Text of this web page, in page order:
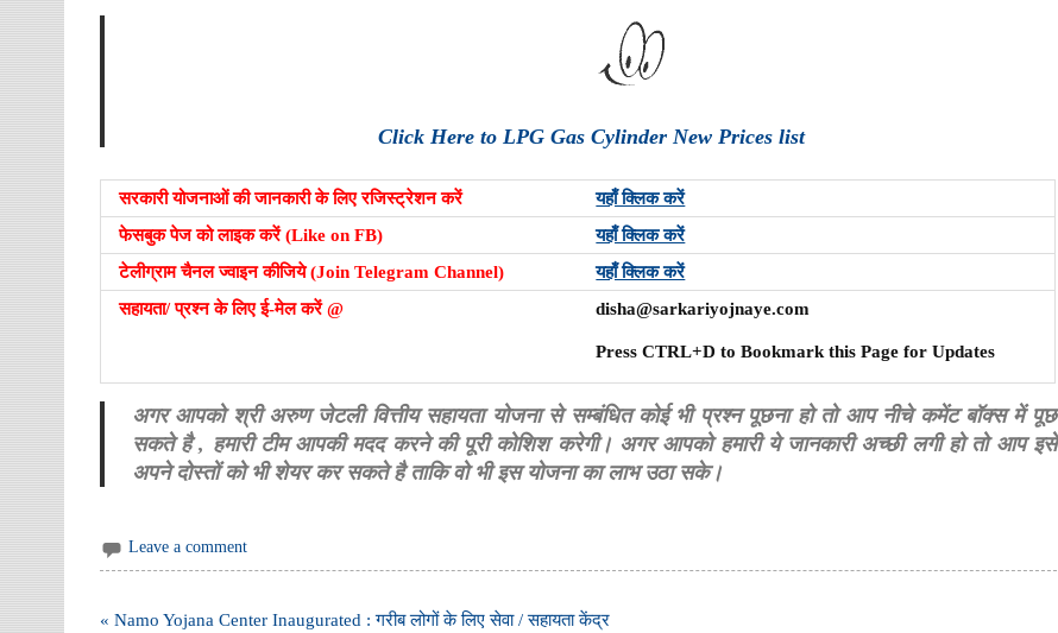
Click Here to LPG Gas Cylinder New Prices list
सरकारी योजनाओं की जानकारी के लिए रजिस्ट्रेशन करें
यहाँ क्लिक करें
फेसबुक पेज को लाइक करें (Like on FB)
यहाँ क्लिक करें
टेलीग्राम चैनल ज्वाइन कीजिये (Join Telegram Channel)
यहाँ क्लिक करें
सहायता/ प्रश्न के लिए ई-मेल करें @
disha@sarkariyojnaye.com
Press CTRL+D to Bookmark this Page for Updates
अगर आपको श्री अरुण जेटली वित्तीय सहायता योजना से सम्बंधित कोई भी प्रश्न पूछना हो तो आप नीचे कमेंट बॉक्स में पूछ
सकते है , हमारी टीम आपकी मदद करने की पूरी कोशिश करेगी। अगर आपको हमारी ये जानकारी अच्छी लगी हो तो आप इसे
अपने दोस्तों को भी शेयर कर सकते है ताकि वो भी इस योजना का लाभ उठा सके।
Leave a comment
Post
« Namo Yojana Center Inaugurated : गरीब लोगों के लिए सेवा / सहायता केंद्र